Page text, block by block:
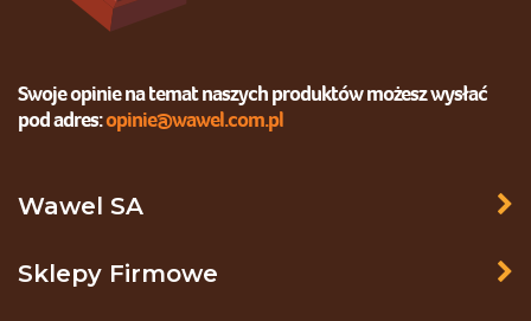
Swoje opinie na temat naszych produktów możesz wysłać
pod adres:opinie@wawel.com.pl
Wawel SA
Sklepy Firmowe